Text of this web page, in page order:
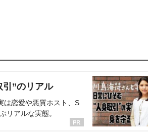
引”のリアル
は恋愛や悪質ホスト、S
リアルな実態。